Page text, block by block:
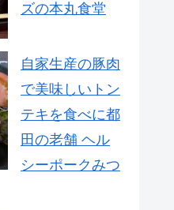
ズの本丸食堂
自家生産の豚肉
で美味しいトン
テキを食べに都
田の老舗 ヘル
シーポークみつ